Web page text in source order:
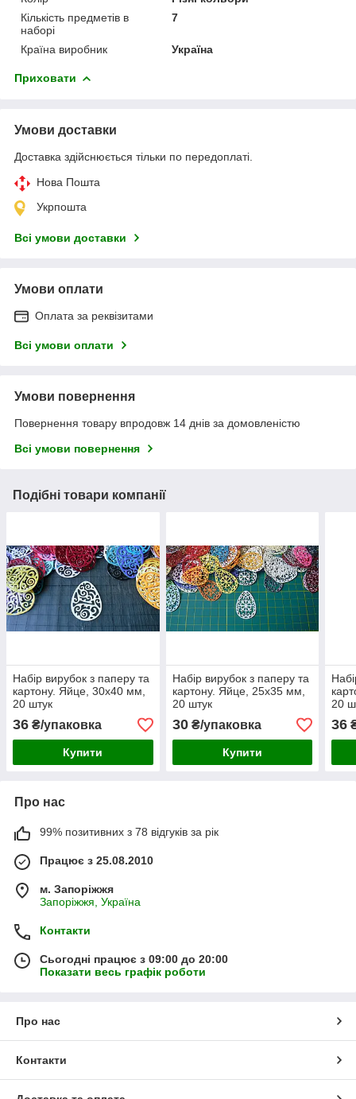
Кількість предметів в
наборі
7
Країна виробник Україна
Приховати
Умови доставки
Доставка здійснюється тільки по передоплаті.
Нова Пошта
Укрпошта
Всі умови доставки
Умови оплати
Оплата за реквізитами
Всі умови оплати
Умови повернення
Повернення товару впродовж 14 днів за домовленістю
Всі умови повернення
Подібні товари компанії
Набір вирубок з паперу та
картону. Яйце, 30х40 мм,
20 штук
36 ₴/упаковка
Купити
Набір вирубок з паперу та
картону. Яйце, 25х35 мм,
20 штук
30₴/упаковка
Купити
20
36
Про нас
99% позитивних з 78 відгуків за рік
Працює з 25.08.2010
м. Запоріжжя
Запоріжжя, Україна
Контакти
Сьогодні працює з 09:00 до 20:00
Показати весь графік роботи
Про нас
Контакти